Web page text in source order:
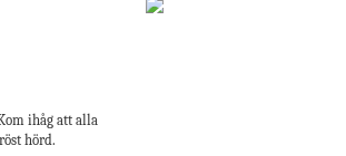
ihåg att alla
hörd.